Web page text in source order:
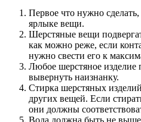
Первое что нужно
ярлыке вещи.
Шерстяные вещи
как можно реже, если
нужно свести его к
Любое шерстяное изделие
вывернуть наизнанку.
Стирка шерстяных
других вещей. Если
они должны
Вода должна быть не выше